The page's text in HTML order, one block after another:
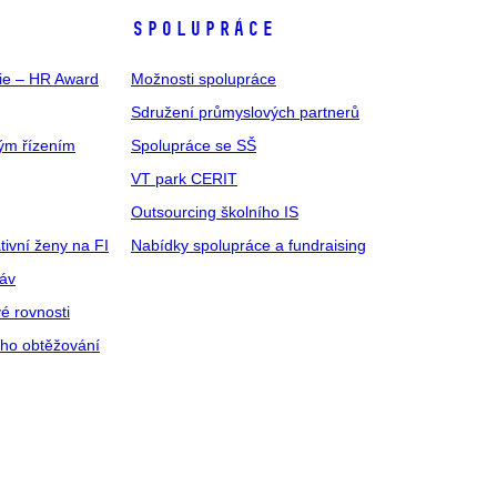
– HR Award
řízením
ženy na FI
rovnosti
obtěžování
SPOLUPRÁCE
Možnosti spolupráce
Sdružení průmyslových partnerů
Spolupráce se SŠ
VT park CERIT
Outsourcing školního IS
Nabídky spolupráce a fundraising